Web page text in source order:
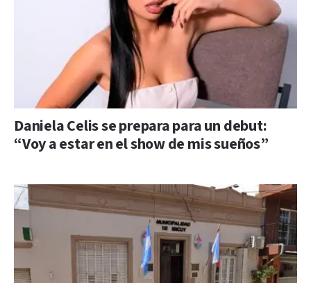
Daniela Celis se prepara para un debut:
“Voy a estar en el show de mis sueños”